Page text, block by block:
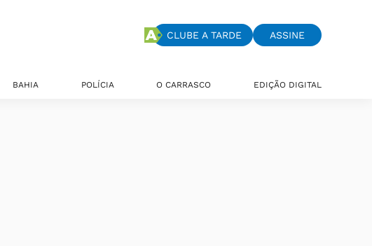
CLUBE A TARDE ASSINE
BAHIA POLÍCIA O CARRASCO EDIÇÃO DIGITAL